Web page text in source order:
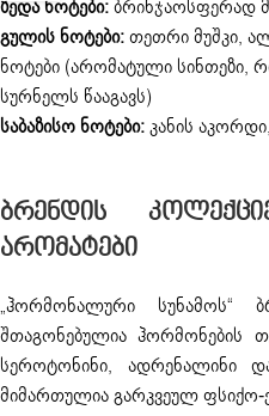
ზედა ნოტები:ბრინჯაოსფერად
გულის ნოტები:თეთრი მუშკი,
ნოტები (არომატული სინთეზი,
სურნელს წააგავს)
საბაზისო ნოტები:კანის
Ბრენდის
Არომატები
„ჰორმონალური სუნამოს“
შთაგონებულია ჰორმონების
სეროტონინი, ადრენალინი
მიმართულია გარკვეულ